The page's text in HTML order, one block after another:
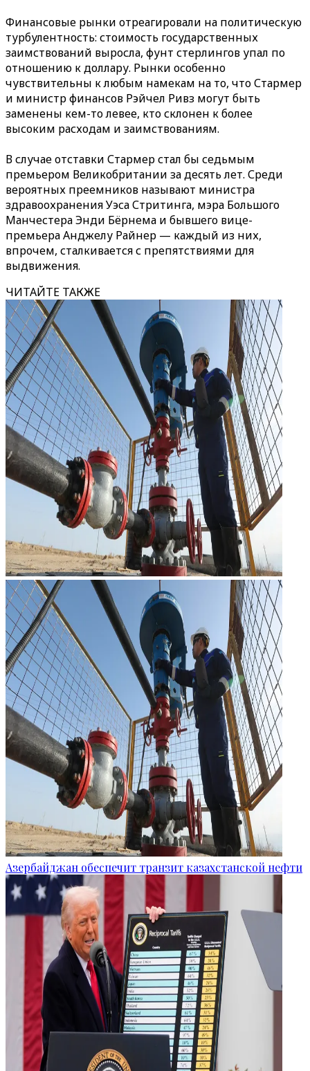
Финансовые рынки отреагировали на политическую
турбулентность: стоимость государственных
заимствований выросла, фунт стерлингов упал по
отношению к доллару. Рынки особенно
чувствительны к любым намекам на то, что Стармер
и министр финансов Рэйчел Ривз могут быть
заменены кем-то левее, кто склонен к более
высоким расходам и заимствованиям.
В случае отставки Стармер стал бы седьмым
премьером Великобритании за десять лет. Среди
вероятных преемников называют министра
здравоохранения Уэса Стритинга, мэра Большого
Манчестера Энди Бёрнема и бывшего вице-
премьера Анджелу Райнер — каждый из них,
впрочем, сталкивается с препятствиями для
выдвижения.
ЧИТАЙТЕ ТАКЖЕ
Азербайджан обеспечит транзит казахстанской нефти